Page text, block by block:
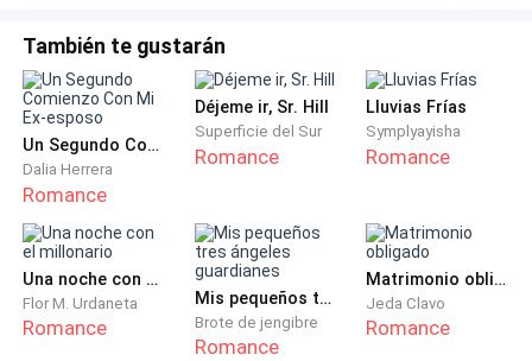
También te gustarán
Un Segundo Comienzo Con Mi Ex-esposo
Dalia Herrera
Romance
Déjeme ir, Sr. Hill
Superficie del Sur
Romance
Lluvias Frías
Symplyayisha
Romance
Una noche con el millonario
Flor M. Urdaneta
Romance
Mis pequeños tres ángeles guardianes
Brote de jengibre
Romance
Matrimonio obligado
Jeda Clavo
Romance